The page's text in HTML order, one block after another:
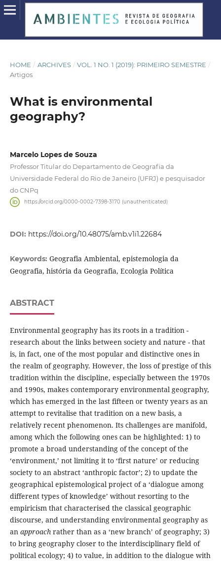
HOME / ARCHIVES / VOL. 1 NO. 1 (2019): PRIMEIRO SEMESTRE /
Artigos
What is environmental
geography?
Marcelo Lopes de Souza
Professor Titular do Departamento de Geografia da
Universidade Federal do Rio de Janeiro (UFRJ) e pesquisador
do CNPq
https://orcid.org/0000-0002-7398-3170 (unauthenticated)
DOI: https://doi.org/10.48075/amb.v1i1.22684
Keywords: Geografia Ambiental, epistemologia da
Geografia, história da Geografia, Ecologia Política
ABSTRACT
Environmental geography has its roots in a tradition -
research about the links between society and nature - that
is, in fact, one of the most popular and distinctive ones in
the realm of geography. However, the loss of prestige of this
tradition within the discipline, especially between the 1970s
and 1990s, makes contemporary environmental geography,
which has emerged in the last fifteen or twenty years as an
attempt to revitalise that tradition on a new basis, a
relatively recent phenomenon. Its challenges are manifold,
among which the following ones can be highlighted: 1) to
promote a broad understanding of the concept of the
‘environment,’ not limiting it to ‘first nature’ or reducing
society to an abstract ‘anthropic factor’; 2) to update the
geographical epistemological project of a ‘dialogue among
different types of knowledge’ without resorting to the
empiricism that characterised the classical geographic
discourse, and understanding environmental geography as
an approachrather than as a ‘new branch’ of geography; 3)
to bring geography closer to the interdisciplinary field of
political ecology; 4) to value, in addition to the dialogue with